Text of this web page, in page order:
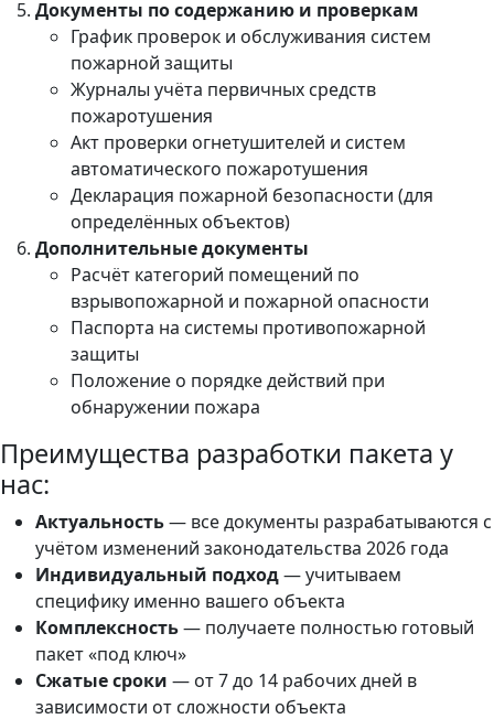
Документы по содержанию и проверкам
График проверок и обслуживания систем
пожарной защиты
Журналы учёта первичных средств
пожаротушения
Акт проверки огнетушителей и систем
автоматического пожаротушения
Декларация пожарной безопасности (для
определённых объектов)
Дополнительные документы
Расчёт категорий помещений по
взрывопожарной и пожарной опасности
Паспорта на системы противопожарной
защиты
Положение о порядке действий при
обнаружении пожара
Преимущества разработки пакета у
нас:
Актуальность— все документы разрабатываются с
учётом изменений законодательства 2026 года
Индивидуальный подход— учитываем
специфику именно вашего объекта
Комплексность— получаете полностью готовый
пакет «под ключ»
Сжатые сроки — от 7 до 14 рабочих дней в
зависимости от сложности объекта